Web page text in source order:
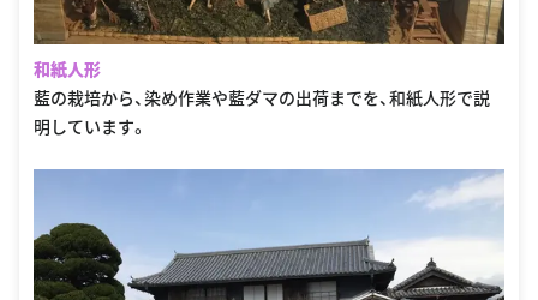
和紙人形
藍の栽培から、染め作業や藍ダマの出荷までを、和紙人形で説
明しています。